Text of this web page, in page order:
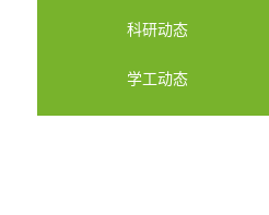
科研动态
学工动态